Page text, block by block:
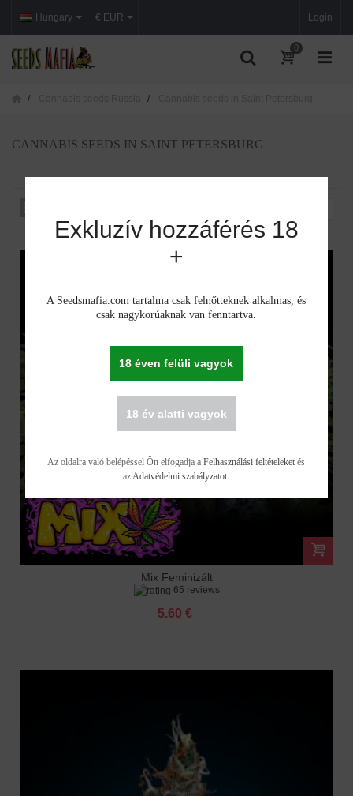
Hungary Login
€ EUR
0
CANNABIS SEEDS IN SAINT PETERSBURG
Mix Feminizált
65 reviews
5.60 €
Exkluzív hozzáférés 18
+
A Seedsmafia.com tartalma csak felnőtteknek alkalmas, és
csak nagykorúaknak van fenntartva.
18 éven felüli vagyok
18 év alatti vagyok
Az oldalra való belépéssel Ön elfogadja aFelhasználási feltételeket és
azAdatvédelmi szabályzatot.